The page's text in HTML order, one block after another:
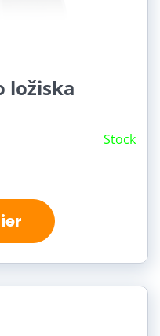
ložiska
Stock